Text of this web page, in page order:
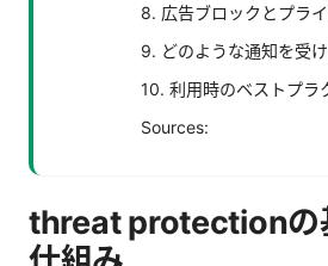
8. 広告ブロックとプラ
9. どのような通知を受
10. 利用時のベストプラ
Sources:
threat protectionの